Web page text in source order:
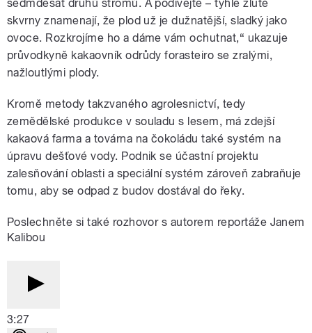
sedmdesát druhů stromů. A podívejte – tyhle žluté
skvrny znamenají, že plod už je dužnatější, sladký jako
ovoce. Rozkrojíme ho a dáme vám ochutnat,“ ukazuje
průvodkyně kakaovník odrůdy forasteiro se zralými,
nažloutlými plody.
Kromě metody takzvaného agrolesnictví, tedy
zemědělské produkce v souladu s lesem, má zdejší
kakaová farma a továrna na čokoládu také systém na
úpravu dešťové vody. Podnik se účastní projektu
zalesňování oblasti a speciální systém zároveň zabraňuje
tomu, aby se odpad z budov dostával do řeky.
Poslechněte si také rozhovor s autorem reportáže Janem
Kalibou
3:27